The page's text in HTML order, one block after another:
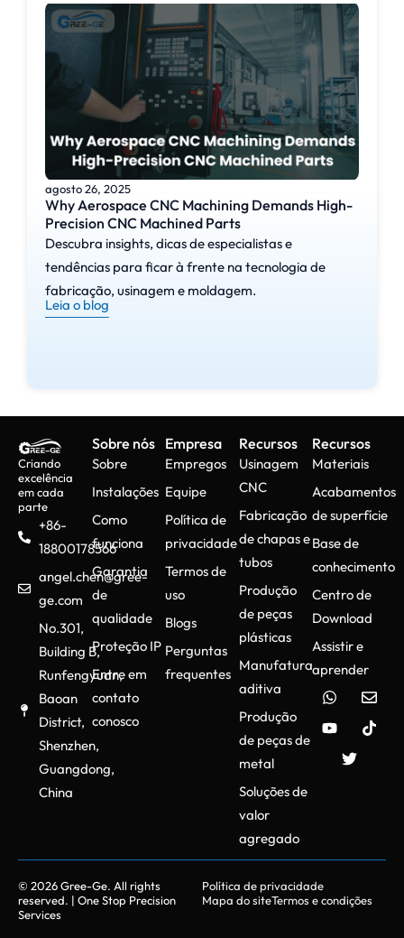
agosto 26, 2025
Why Aerospace CNC Machining Demands High-
Precision CNC Machined Parts
Descubra insights, dicas de especialistas e
tendências para ficar à frente na tecnologia de
fabricação, usinagem e moldagem.
Leia o blog
Criando
excelência
em cada
parte
+86-
18800178566
angel.chen@gree-
ge.com
No.301,
Building B,
Runfengyuan,
Baoan
District,
Shenzhen,
Guangdong,
China
Sobre nós
Sobre
Instalações
Como
funciona
Garantia
de
qualidade
Proteção IP
Entre em
contato
conosco
Empresa
Empregos
Equipe
Política de
privacidade
Termos de
uso
Blogs
Perguntas
frequentes
Recursos
Usinagem
CNC
Fabricação
de chapas e
tubos
Produção
de peças
plásticas
Manufatura
aditiva
Produção
de peças de
metal
Soluções de
valor
agregado
Recursos
Materiais
Acabamentos
de superfície
Base de
conhecimento
Centro de
Download
Assistir e
aprender
© 2026 Gree-Ge. All rights
reserved. | One Stop Precision
Services
Política de privacidade
Mapa do siteTermos e condições